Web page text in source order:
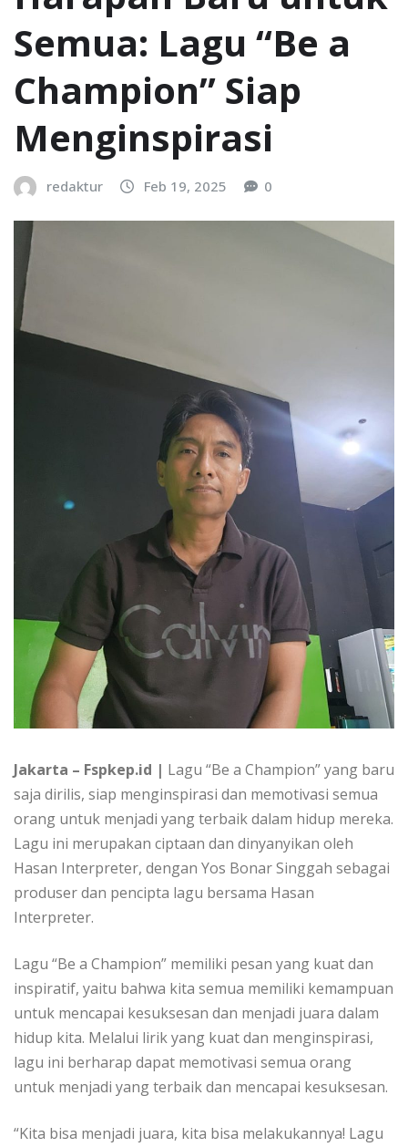
Semua: Lagu “Be a
Champion” Siap
Menginspirasi
redaktur Feb 19, 2025 0
Jakarta – Fspkep.id | Lagu “Be a Champion” yang baru
saja dirilis, siap menginspirasi dan memotivasi semua
orang untuk menjadi yang terbaik dalam hidup mereka.
Lagu ini merupakan ciptaan dan dinyanyikan oleh
Hasan Interpreter, dengan Yos Bonar Singgah sebagai
produser dan pencipta lagu bersama Hasan
Interpreter.
Lagu “Be a Champion” memiliki pesan yang kuat dan
inspiratif, yaitu bahwa kita semua memiliki kemampuan
untuk mencapai kesuksesan dan menjadi juara dalam
hidup kita. Melalui lirik yang kuat dan menginspirasi,
lagu ini berharap dapat memotivasi semua orang
untuk menjadi yang terbaik dan mencapai kesuksesan.
“Kita bisa menjadi juara, kita bisa melakukannya! Lagu